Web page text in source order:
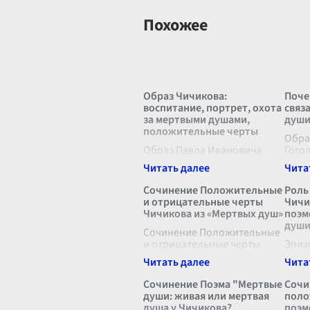
Похожее
Образ Чичикова:
воспитание, портрет, охота
за мертвыми душами,
положительные черты
Образ Павла Ивановича
Чичикова занимает
центральное место в поэме
Н.В. Гоголя "Мертвые души".
Этот персонаж вобрал в
себя многие черты,
свойственные людям его
времени, а также отра...
Сочинение Положительные
и отрицательные черты
Чичикова из «Мертвых душ»
Сочинение Положительные
и отрицательные черты
Чичикова из «Мертвых душ»
В повести Н.В. Гоголя
«Мертвые души» главный
персонаж Павел Иванович
Чичиков предстает перед
Сочинение Поэма "Мертвые
души: живая или мертвая